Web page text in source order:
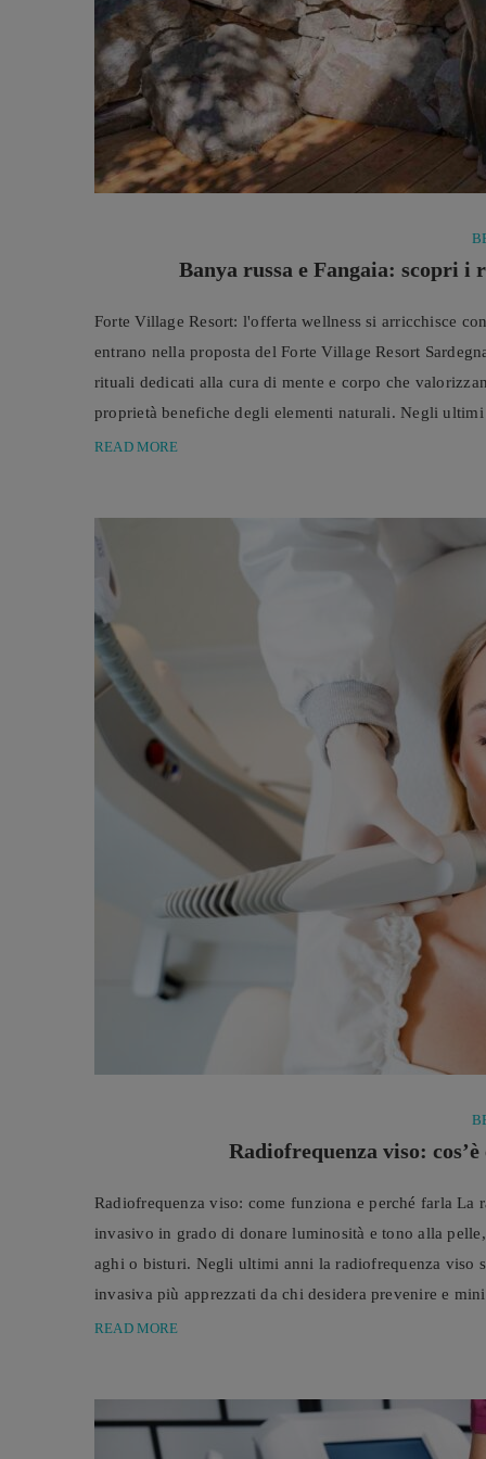
Banya russa e Fangaia: scopri
Forte Village Resort: l'offerta wellness si arricchisce
entrano nella proposta del Forte Village Resort
rituali dedicati alla cura di mente e corpo che
proprietà benefiche degli elementi naturali. Negli
READ MORE
Radiofrequenza viso:
Radiofrequenza viso: come funziona e perché farla La
invasivo in grado di donare luminosità e tono alla
aghi o bisturi. Negli ultimi anni la radiofrequenza viso
invasiva più apprezzati da chi desidera prevenire e
L’invecchiamento ...
READ MORE